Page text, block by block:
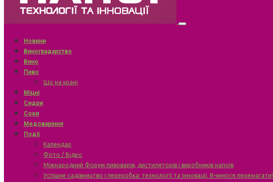
Новини
Виноградарство
Вино
Пиво
Що на крані
Міцні
Сидри
Соки
Медоваріння
Події
Календар
Фото / Відео
Міжнародний Форум пивоварів, дистиляторів і виробників напоїв
Успішне садівництво і переробка: технології та інновації. Вчимося перемагати!